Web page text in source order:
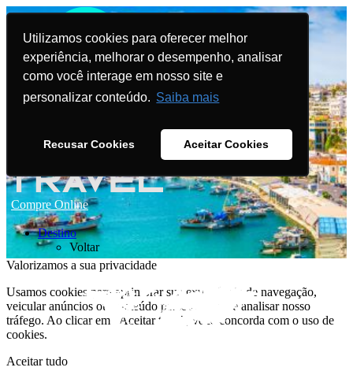
Utilizamos cookies para oferecer melhor
experiência, melhorar o desempenho, analisar
como você interage em nosso site e
personalizar conteúdo. Saiba mais
Recusar Cookies Aceitar Cookies
Compre Online
Destino
Voltar
Valorizamos a sua privacidade
Usamos cookies para aprimorar sua experiência de navegação,
veicular anúncios ou conteúdo personalizado e analisar nosso
tráfego. Ao clicar em "Aceitar tudo", você concorda com o uso de
cookies.
Aceitar tudo